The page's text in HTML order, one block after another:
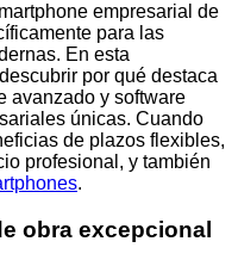
empresarial de
para las
En esta
por qué destaca
avanzado y software
únicas. Cuando
de plazos flexibles,
profesional, y también
.
obra excepcional